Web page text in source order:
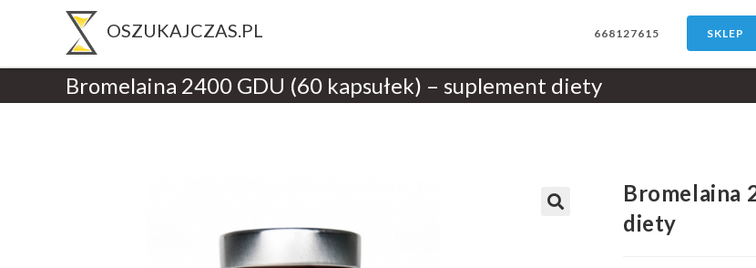
668127615 SKLEP
Bromelaina 2400 GDU (60 kapsułek) – suplement diety
Bromelaina
diety